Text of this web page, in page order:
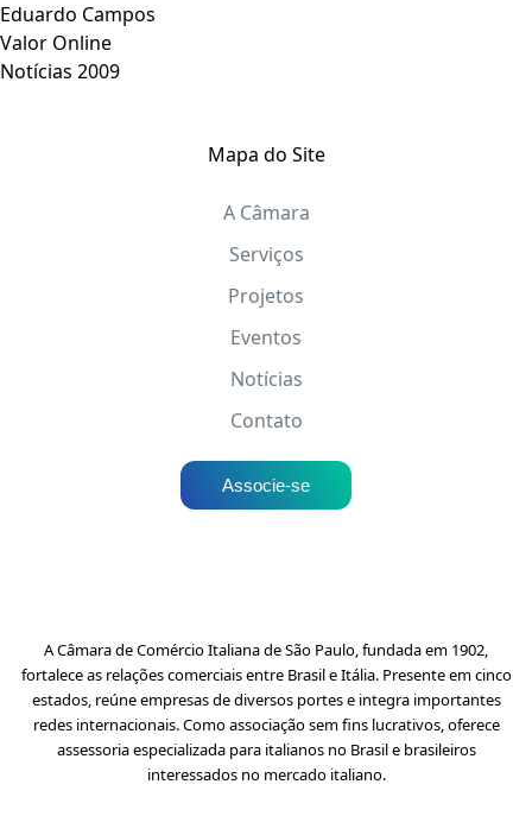
Eduardo Campos
Valor Online
Notícias 2009
Mapa do Site
A Câmara
Serviços
Projetos
Eventos
Notícias
Contato
Associe-se
A Câmara de Comércio Italiana de São Paulo, fundada em 1902,
fortalece as relações comerciais entre Brasil e Itália. Presente em cinco
estados, reúne empresas de diversos portes e integra importantes
redes internacionais. Como associação sem fins lucrativos, oferece
assessoria especializada para italianos no Brasil e brasileiros
interessados no mercado italiano.